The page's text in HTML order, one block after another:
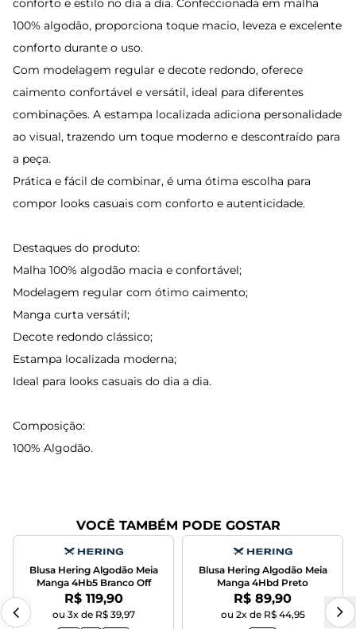
conforto e estilo no dia a dia. Confeccionada em malha
100% algodão, proporciona toque macio, leveza e excelente
conforto durante o uso.
Com modelagem regular e decote redondo, oferece
caimento confortável e versátil, ideal para diferentes
combinações. A estampa localizada adiciona personalidade
ao visual, trazendo um toque moderno e descontraído para
a peça.
Prática e fácil de combinar, é uma ótima escolha para
compor looks casuais com conforto e autenticidade.
Destaques do produto:
Malha 100% algodão macia e confortável;
Modelagem regular com ótimo caimento;
Manga curta versátil;
Decote redondo clássico;
Estampa localizada moderna;
Ideal para looks casuais do dia a dia.
Composição:
100% Algodão.
VOCÊ TAMBÉM PODE GOSTAR
Blusa Hering Algodão Meia
Manga 4Hb5 Branco Off
Por:
R$ 119,90
ou 3x de R$ 39,97
Blusa Hering Algodão Meia
Manga 4Hbd Preto
Por:
R$ 89,90
ou 2x de R$ 44,95